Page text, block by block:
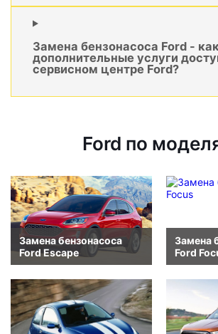
Замена бензонасоса Ford -
дополнительные услуги
сервисном центре Ford?
Ford по
Замена бензонасоса
Ford Escape
Замена
Ford